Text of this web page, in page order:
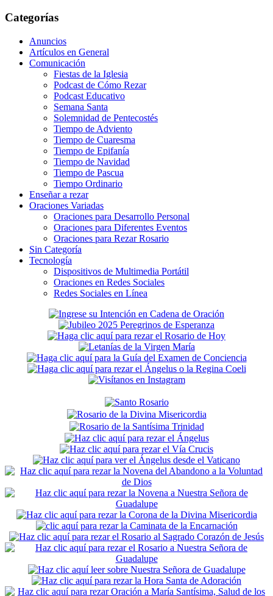
Categorías
Anuncios
Artículos en General
Comunicación
Fiestas de la Iglesia
Podcast de Cómo Rezar
Podcast Educativo
Semana Santa
Solemnidad de Pentecostés
Tiempo de Adviento
Tiempo de Cuaresma
Tiempo de Epifanía
Tiempo de Navidad
Tiempo de Pascua
Tiempo Ordinario
Enseñar a rezar
Oraciones Variadas
Oraciones para Desarrollo Personal
Oraciones para Diferentes Eventos
Oraciones para Rezar Rosario
Sin Categoría
Tecnología
Dispositivos de Multimedia Portátil
Oraciones en Redes Sociales
Redes Sociales en Línea
Secondary
Sidebar